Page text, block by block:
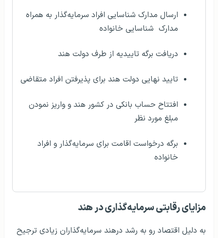
ارسال مدارک شناسایی افراد سرمایه‌گذار به همراه
مدارک شناسایی خانواده
دریافت برگه تاییدیه از طرف دولت هند
تایید نهایی دولت هند برای پذیرفتن افراد متقاضی
افتتاح حساب بانکی در کشور هند و واریز نمودن
مبلغ مورد نظر
برگه درخواست اقامت برای سرمایه‌گذار و افراد
خانواده
مزایای رقابتی سرمایه‌گذاری در هند
به دلیل اقتصاد رو به رشد درهند سرمایه‌گذاران زیادی ترجیح